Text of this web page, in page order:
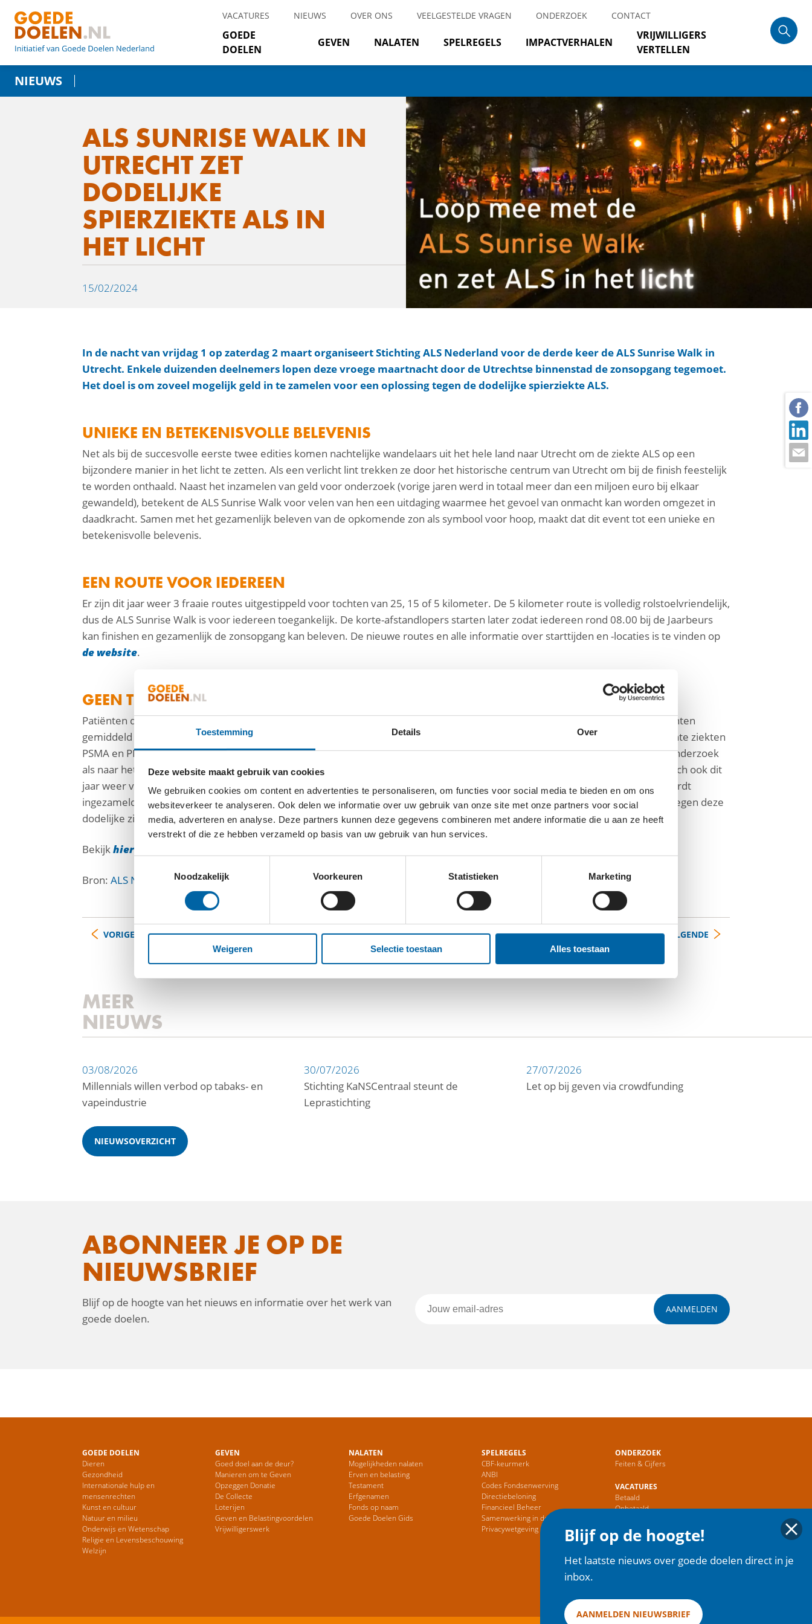
Toestemming Details Over
Deze website maakt gebruik van cookies
We gebruiken cookies om content en advertenties te personaliseren, om functies voor social media te bieden en om ons
websiteverkeer te analyseren. Ook delen we informatie over uw gebruik van onze site met onze partners voor social
media, adverteren en analyse. Deze partners kunnen deze gegevens combineren met andere informatie die u aan ze heeft
verstrekt of die ze hebben verzameld op basis van uw gebruik van hun services.
Noodzakelijk
Voorkeuren Statistieken Marketing
Weigeren Selectie toestaan Alles toestaan
VACATURES NIEUWS OVER ONS VEELGESTELDE VRAGEN ONDERZOEK CONTACT
GOEDE
DOELEN
GEVEN NALATEN SPELREGELS IMPACTVERHALEN
VRIJWILLIGERS
VERTELLEN
NIEUWS
ALS SUNRISE WALK IN
UTRECHT ZET
DODELIJKE
SPIERZIEKTE ALS IN
HET LICHT
15/02/2024
In de nacht van vrijdag 1 op zaterdag 2 maart organiseert Stichting ALS Nederland voor de derde keer de ALS Sunrise Walk in
Utrecht. Enkele duizenden deelnemers lopen deze vroege maartnacht door de Utrechtse binnenstad de zonsopgang tegemoet.
Het doel is om zoveel mogelijk geld in te zamelen voor een oplossing tegen de dodelijke spierziekte ALS.
UNIEKE EN BETEKENISVOLLE BELEVENIS
Net als bij de succesvolle eerste twee edities komen nachtelijke wandelaars uit het hele land naar Utrecht om de ziekte ALS op een
bijzondere manier in het licht te zetten. Als een verlicht lint trekken ze door het historische centrum van Utrecht om bij de finish feestelijk
te worden onthaald. Naast het inzamelen van geld voor onderzoek (vorige jaren werd in totaal meer dan een miljoen euro bij elkaar
gewandeld), betekent de ALS Sunrise Walk voor velen van hen een uitdaging waarmee het gevoel van onmacht kan worden omgezet in
daadkracht. Samen met het gezamenlijk beleven van de opkomende zon als symbool voor hoop, maakt dat dit event tot een unieke en
betekenisvolle belevenis.
EEN ROUTE VOOR IEDEREEN
Er zijn dit jaar weer 3 fraaie routes uitgestippeld voor tochten van 25, 15 of 5 kilometer. De 5 kilometer route is volledig rolstoelvriendelijk,
dus de ALS Sunrise Walk is voor iedereen toegankelijk. De korte-afstandlopers starten later zodat iedereen rond 08.00 bij de Jaarbeurs
kan finishen en gezamenlijk de zonsopgang kan beleven. De nieuwe routes en alle informatie over starttijden en -locaties is te vinden op
de website.
GEEN TIJD TE VERLIEZEN
Patiënten die de diagnose ALS krijgen, hebben geen tijd te verliezen. Vanaf het moment dat de diagnose is gesteld, leven patiënten
gemiddeld nog drie tot vijf jaar. De klok tikt en er is dringend geld nodig voor onderzoek naar de oorzaak van ALS en aanverwante ziekten
PSMA en PLS, en het ontwikkelen van een medicijn. De opbrengst van de ALS Sunrise Walk gaat zowel naar wetenschappelijk onderzoek
als naar het verbeteren van levenskwaliteit en zorg voor ALS-patiënten. “Het is hartverwarmend om te zien hoeveel mensen zich ook dit
jaar weer voor de ALS Sunrise Walk aanmelden”, vertelt Limore Noach, directeur van Stichting ALS Nederland. “Het geld dat wordt
ingezameld is echt heel hard nodig om onderzoek naar ALS te financieren. Totdat we de oplossing hebben, blijven we strijden tegen deze
dodelijke ziekte.”
Bekijkhierde aftermovie ALS Sunrise Walk van vorig jaar.
Bron: ALS Nederland
VORIGE VOLGENDE
MEER
NIEUWS
03/08/2026
Millennials willen verbod op tabaks- en
vapeindustrie
30/07/2026
Stichting KaNSCentraal steunt de
Leprastichting
27/07/2026
Let op bij geven via crowdfunding
NIEUWSOVERZICHT
ABONNEER JE OP DE
NIEUWSBRIEF
Blijf op de hoogte van het nieuws en informatie over het werk van
goede doelen.
AANMELDEN
Blijf op de hoogte!
Het laatste nieuws over goede doelen direct in je
inbox.
AANMELDEN NIEUWSBRIEF
GOEDE DOELEN
Dieren
Gezondheid
Internationale hulp en
mensenrechten
Kunst en cultuur
Natuur en milieu
Onderwijs en Wetenschap
Religie en Levensbeschouwing
Welzijn
GEVEN
Goed doel aan de deur?
Manieren om te Geven
Opzeggen Donatie
De Collecte
Loterijen
Geven en Belastingvoordelen
Vrijwilligerswerk
NALATEN
Mogelijkheden nalaten
Erven en belasting
Testament
Erfgenamen
Fonds op naam
Goede Doelen Gids
SPELREGELS
CBF-keurmerk
ANBI
Codes Fondsenwerving
Directiebeloning
Financieel Beheer
Samenwerking in de Sector
Privacywetgeving
ONDERZOEK
Feiten & Cijfers
VACATURES
Betaald
Onbetaald
HOME
linkedin
mail